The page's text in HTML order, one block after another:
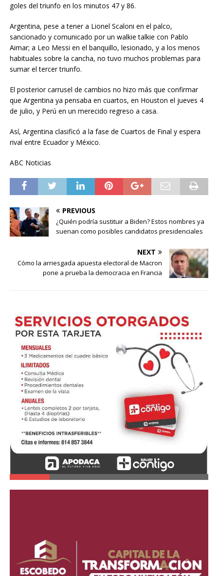
goles del triunfo en los minutos 47 y 86.
Argentina, pese a tener a Lionel Scaloni en el palco,
sancionado y comunicado por un walkie talkie con Pablo
Aimar; a Leo Messi en el banquillo, lesionado, y a los menos
habituales sobre la cancha, no tuvo muchos problemas para
sumar el tercer triunfo.
El posterior carrusel de cambios no hizo más que confirmar
que Argentina ya pensaba en cuartos, en Houston el jueves 4
de julio, y Perú en un merecido regreso a casa.
Así, Argentina clasificó a la fase de Cuartos de Final y espera
rival entre Ecuador y México.
ABC Noticias
PREVIOUS
¿Quién podría sustituir a Biden? Estos nombres ya
suenan como posibles candidatos presidenciales
NEXT
Cómo la arriesgada apuesta electoral de Macron
pone a prueba la democracia en Francia